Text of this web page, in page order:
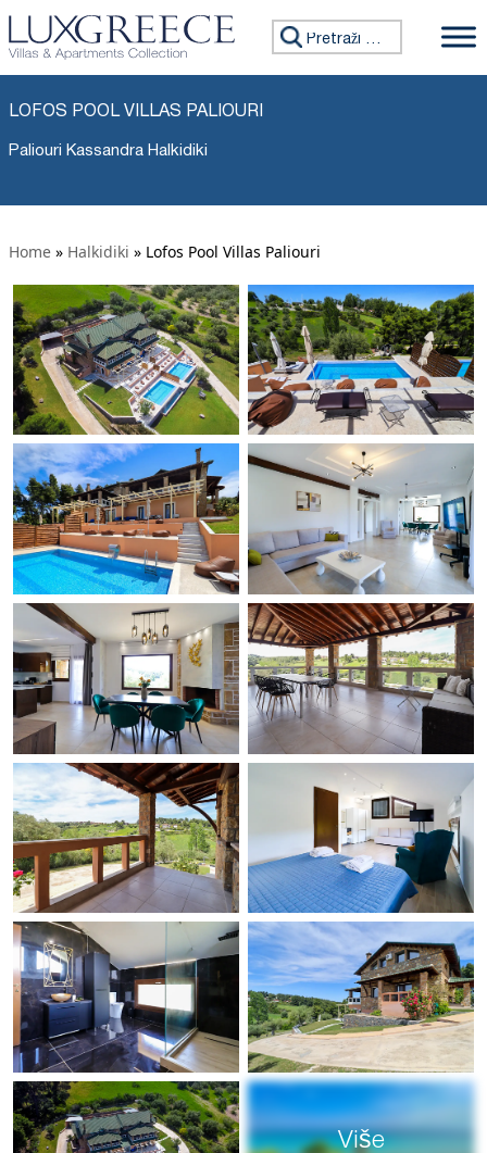
Tražiti:
LOFOS POOL VILLAS PALIOURI
Paliouri Kassandra Halkidiki
Home » Halkidiki » Lofos Pool Villas Paliouri
Više